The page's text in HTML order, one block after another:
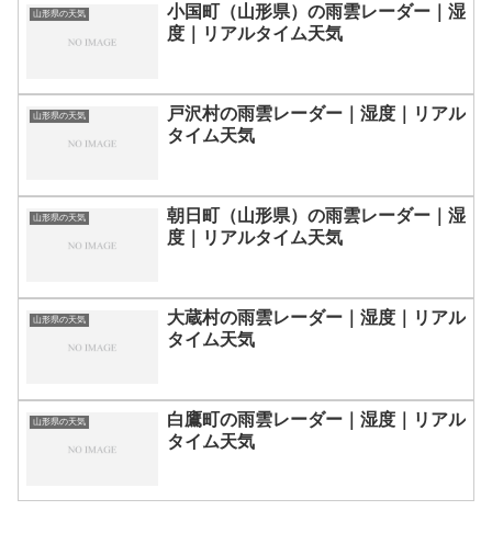
山形県の天気
小国町（山形県）の雨雲レーダー｜湿
度｜リアルタイム天気
山形県の天気
戸沢村の雨雲レーダー｜湿度｜リアル
タイム天気
山形県の天気
朝日町（山形県）の雨雲レーダー｜湿
度｜リアルタイム天気
山形県の天気
大蔵村の雨雲レーダー｜湿度｜リアル
タイム天気
山形県の天気
白鷹町の雨雲レーダー｜湿度｜リアル
タイム天気